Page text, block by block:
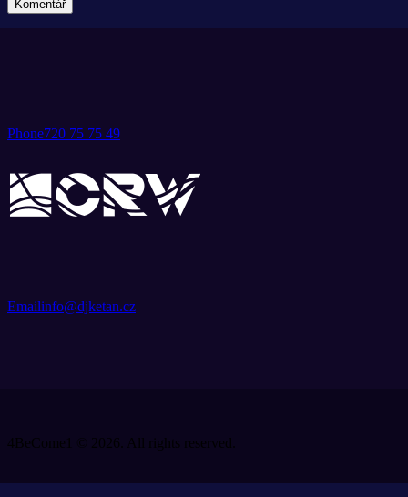
Phone720 75 75 49
Emailinfo@djketan.cz
4BeCome1 © 2026. All rights reserved.